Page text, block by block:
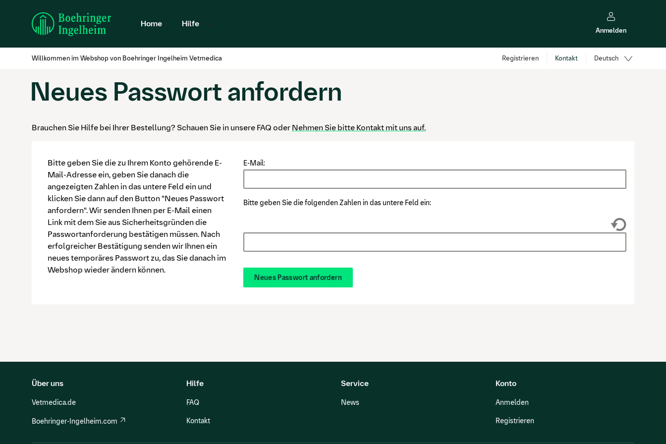
Home Hilfe
Anmelden
Willkommen im Webshop von Boehringer Ingelheim Vetmedica Registrieren Kontakt Deutsch
Benutzerregistierung
Neues Passwort anfordern
Brauchen Sie Hilfe bei Ihrer Bestellung? Schauen Sie in unsere FAQ oderNehmen Sie bitte Kontakt mit uns auf.
Bitte geben Sie die zu Ihrem Konto gehörende E-
Mail-Adresse ein, geben Sie danach die
angezeigten Zahlen in das untere Feld ein und
klicken Sie dann auf den Button "Neues Passwort
anfordern". Wir senden Ihnen per E-Mail einen
Link mit dem Sie aus Sicherheitsgründen die
Passwortanforderung bestätigen müssen. Nach
erfolgreicher Bestätigung senden wir Ihnen ein
neues temporäres Passwort zu, das Sie danach im
Webshop wieder ändern können.
E-Mail:
Bitte geben Sie die folgenden Zahlen in das untere Feld ein:
Neues Passwort anfordern
Über uns
Vetmedica.de
Boehringer-Ingelheim.com
Hilfe
FAQ
Kontakt
Service
News
Konto
Anmelden
Registrieren